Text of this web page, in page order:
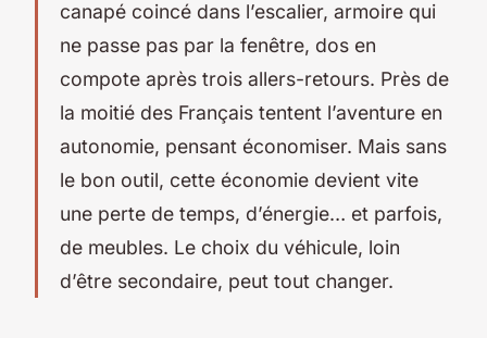
canapé coincé dans l’escalier, armoire qui
ne passe pas par la fenêtre, dos en
compote après trois allers-retours. Près de
la moitié des Français tentent l’aventure en
autonomie, pensant économiser. Mais sans
le bon outil, cette économie devient vite
une perte de temps, d’énergie… et parfois,
de meubles. Le choix du véhicule, loin
d’être secondaire, peut tout changer.